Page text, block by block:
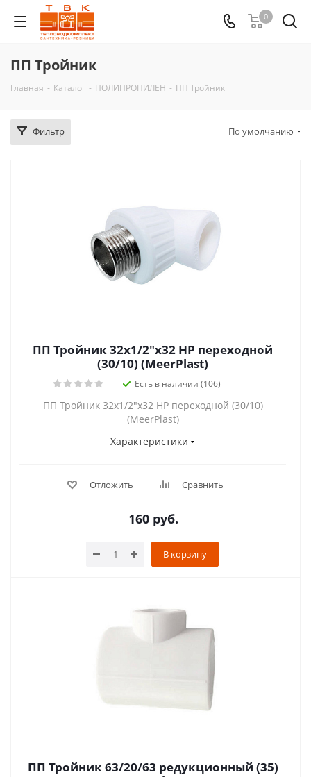
0
ПП Тройник
Главная - Каталог - ПОЛИПРОПИЛЕН - ПП Тройник
Фильтр По умолчанию
ПП Тройник 32х1/2"х32 НР переходной
(30/10) (MeerPlast)
Есть в наличии (106)
ПП Тройник 32х1/2"х32 НР переходной (30/10)
(MeerPlast)
Характеристики
Отложить Сравнить
160руб.
В корзину
ПП Тройник 63/20/63 редукционный (35)